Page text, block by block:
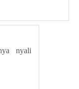
nyali